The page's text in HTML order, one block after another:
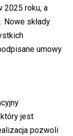
2025 roku, a
Nowe składy
umowy
jest
pozwoli